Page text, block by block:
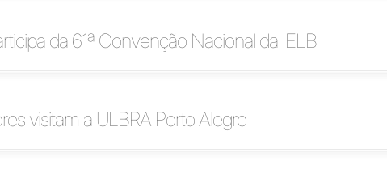
da 61ª Convenção Nacional da IELB
visitam a ULBRA Porto Alegre